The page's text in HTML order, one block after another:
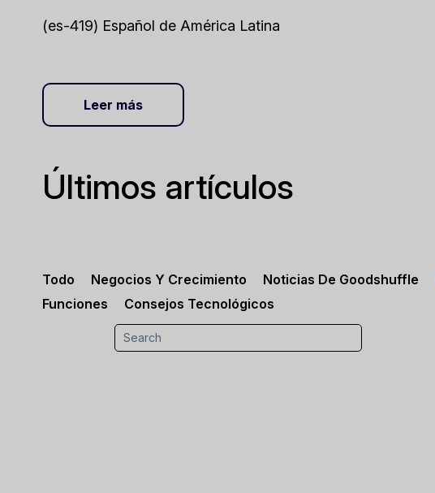
(es-419) Español de América Latina
Leer más
Últimos artículos
Todo Negocios Y Crecimiento Noticias De Goodshuffle
Funciones
Consejos Tecnológicos